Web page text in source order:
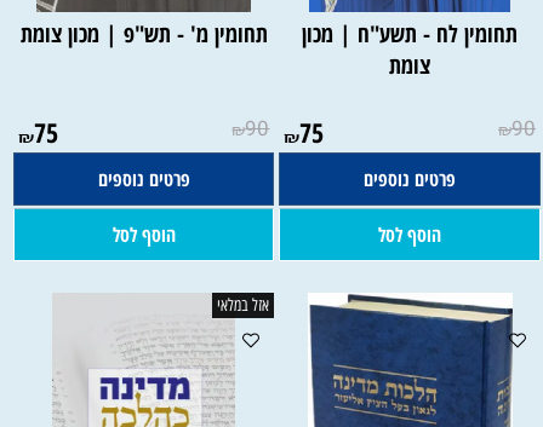
תחומין לח - תשע"ח | מכון
צומת
₪90
₪75
פרטים נוספים
הוסף לסל
תחומין מ' - תש"פ | מכון צומת
₪90
₪75
פרטים נוספים
הוסף לסל
אזל במלאי